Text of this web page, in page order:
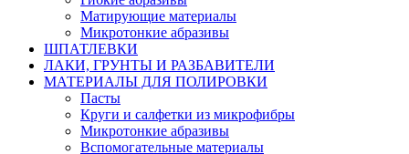
Матирующие материалы
Микротонкие абразивы
ШПАТЛЕВКИ
ЛАКИ, ГРУНТЫ И РАЗБАВИТЕЛИ
МАТЕРИАЛЫ ДЛЯ ПОЛИРОВКИ
Пасты
Круги и салфетки из микрофибры
Микротонкие абразивы
Вспомогательные материалы